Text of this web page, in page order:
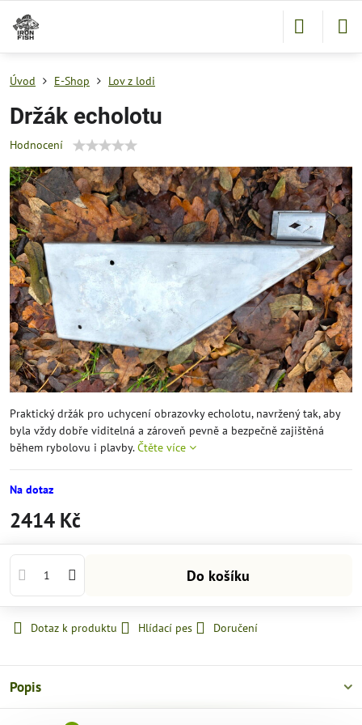
Úvod E-Shop Lov z lodi
Držák echolotu
Hodnocení
Praktický držák pro uchycení obrazovky echolotu, navržený tak, aby
byla vždy dobře viditelná a zároveň pevně a bezpečně zajištěná
během rybolovu i plavby.Čtěte více
Na dotaz
2414 Kč
Do košíku
Dotaz k produktu Hlídací pes Doručení
Popis